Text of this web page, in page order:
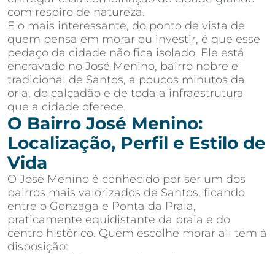
com respiro de natureza.
E o mais interessante, do ponto de vista de
quem pensa em morar ou investir, é que esse
pedaço da cidade não fica isolado. Ele está
encravado no José Menino, bairro nobre e
tradicional de Santos, a poucos minutos da
orla, do calçadão e de toda a infraestrutura
que a cidade oferece.
O Bairro José Menino:
Localização, Perfil e Estilo de
Vida
O José Menino é conhecido por ser um dos
bairros mais valorizados de Santos, ficando
entre o Gonzaga e Ponta da Praia,
praticamente equidistante da praia e do
centro histórico. Quem escolhe morar ali tem à
disposição: